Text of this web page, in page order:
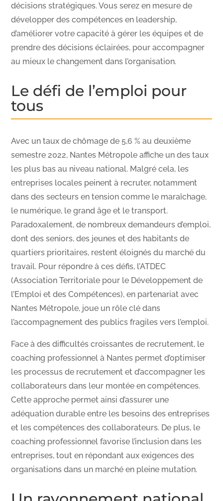
décisions stratégiques. Vous serez en mesure de
développer des compétences en leadership,
d’améliorer votre capacité à gérer les équipes et de
prendre des décisions éclairées, pour accompagner
au mieux le changement dans l’organisation.
Le défi de l’emploi pour
tous
Avec un taux de chômage de 5,6 % au deuxième
semestre 2022, Nantes Métropole affiche un des taux
les plus bas au niveau national. Malgré cela, les
entreprises locales peinent à recruter, notamment
dans des secteurs en tension comme le maraîchage,
le numérique, le grand âge et le transport.
Paradoxalement, de nombreux demandeurs d’emploi,
dont des seniors, des jeunes et des habitants de
quartiers prioritaires, restent éloignés du marché du
travail. Pour répondre à ces défis, l’ATDEC
(Association Territoriale pour le Développement de
l’Emploi et des Compétences), en partenariat avec
Nantes Métropole, joue un rôle clé dans
l’accompagnement des publics fragiles vers l’emploi.
Face à des difficultés croissantes de recrutement, le
coaching professionnel à Nantes permet d’optimiser
les processus de recrutement et d’accompagner les
collaborateurs dans leur montée en compétences.
Cette approche permet ainsi d’assurer une
adéquation durable entre les besoins des entreprises
et les compétences des collaborateurs. De plus, le
coaching professionnel favorise l’inclusion dans les
entreprises, tout en répondant aux exigences des
organisations dans un marché en pleine mutation.